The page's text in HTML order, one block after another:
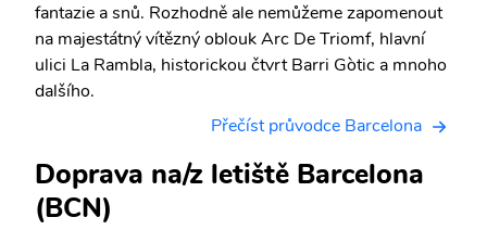
fantazie a snů. Rozhodně ale nemůžeme zapomenout
na majestátný vítězný oblouk Arc De Triomf, hlavní
ulici La Rambla, historickou čtvrt Barri Gòtic a mnoho
dalšího.
Přečíst průvodce Barcelona
Doprava na/z letiště Barcelona
(BCN)